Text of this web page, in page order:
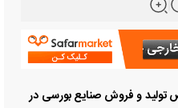
و فروش صنایع بورسی در